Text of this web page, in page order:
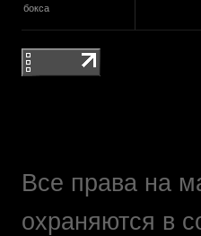
бокса
Все права на
охраняются в